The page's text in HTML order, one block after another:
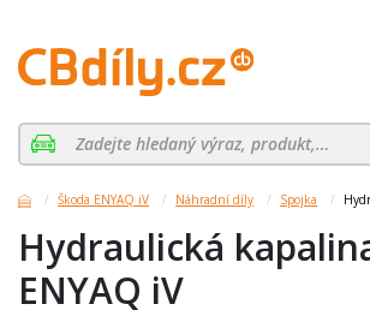
Škoda ENYAQ iV Náhradní díly Spojka
Hydraulická
ENYAQ iV